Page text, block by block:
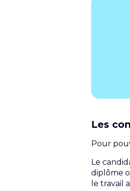
Les
Pour
Le
diplôme
le travail